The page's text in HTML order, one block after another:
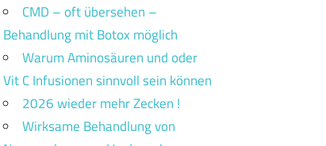
CMD – oft übersehen –
Behandlung mit Botox möglich
Warum Aminosäuren und oder
Vit C Infusionen sinnvoll sein können
2026 wieder mehr Zecken !
Wirksame Behandlung von